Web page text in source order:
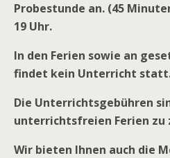
Probestunde an. (45
19 Uhr.
In den Ferien sowie an
findet kein Unterricht
Die Unterrichtsgebühren
unterrichtsfreien Ferien zu
Wir bieten Ihnen auch die